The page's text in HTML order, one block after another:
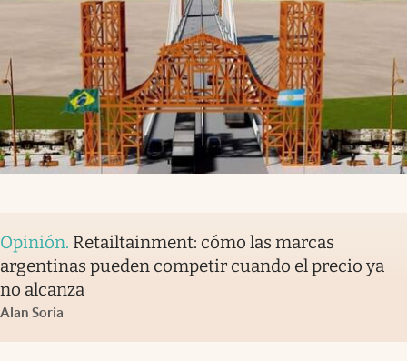
Opinión. Retailtainment: cómo las marcas
argentinas pueden competir cuando el precio ya
no alcanza
Alan Soria